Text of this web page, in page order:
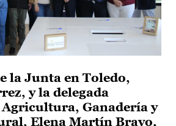
la Junta en Toledo,
y la delegada
Ganadería y
Elena Martín Bravo,